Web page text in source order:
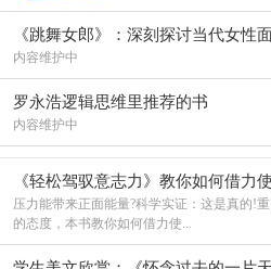
《跳舞女郎》：深刻探讨当代女性
内容维护中
罗永浩逻辑思维里推荐的书
内容维护中
《轻松驾驭意志力》教你如何借力
压力能带来正面能量?科学实证：这是真的!
的态度，本书教你如何借力使...